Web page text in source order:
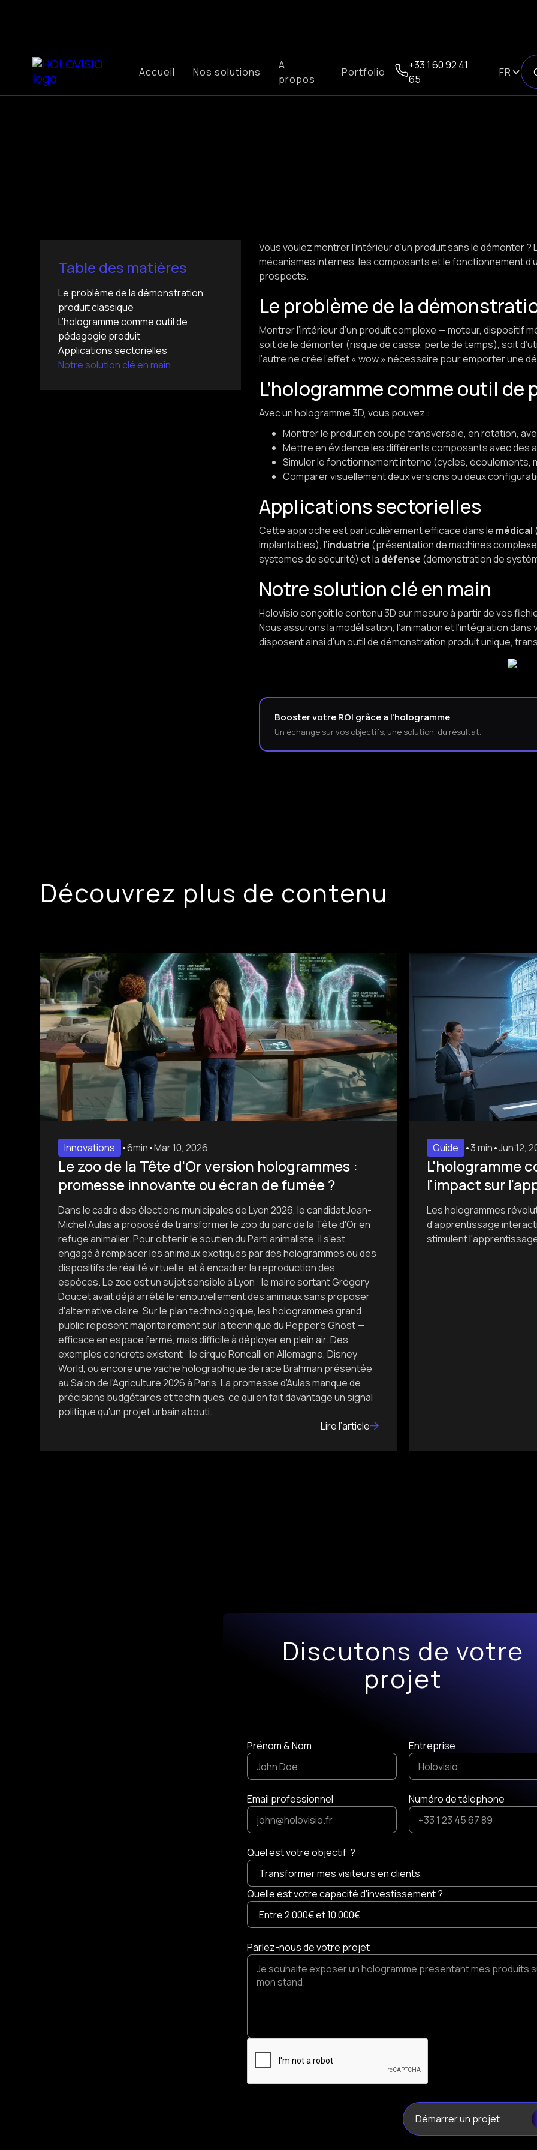
Accueil Nos solutions
A
propos
Portfolio
+33 1 60 92 41
65
FR
Table des matières
Le problème de la démonstration
produit classique
L’hologramme comme outil de
pédagogie produit
Applications sectorielles
Notre solution clé en main
Vous voulez montrer l’intérieur d’un produit sans le démonter ?
mécanismes internes, les composants et le fonctionnement
prospects.
Le problème de la
Montrer l’intérieur d’un produit complexe — moteur, dispositif
soit de le démonter (risque de casse, perte de temps), soit
l’autre ne crée l’effet « wow » nécessaire pour emporter une
L’hologramme comme outil
Avec un hologramme 3D, vous pouvez ⁠:
Montrer le produit en coupe transversale, en rotation,
Mettre en évidence les différents composants avec des
Simuler le fonctionnement interne (cycles, écoulements,
Comparer visuellement deux versions ou deux
Applications sectorielles
Cette approche est particulièrement efficace dans le médical
implantables), l’industrie (présentation de machines
systemes de sécurité) et la défense (démonstration de
Notre solution clé en main
Holovisio conçoit le contenu 3D sur mesure à partir de vos
Nous assurons la modélisation, l’animation et l’intégration
disposent ainsi d’un outil de démonstration produit unique,
Booster votre ROI grâce a l'hologramme
Un échange sur vos objectifs, une solution, du résultat.
Découvrez plus de contenu
Innovations •6min•Mar 10, 2026
Le zoo de la Tête d'Or version hologrammes :
promesse innovante ou écran de fumée ?
Dans le cadre des élections municipales de Lyon 2026, le candidat Jean-
Michel Aulas a proposé de transformer le zoo du parc de la Tête d'Or en
refuge animalier. Pour obtenir le soutien du Parti animaliste, il s'est
engagé à remplacer les animaux exotiques par des hologrammes ou des
dispositifs de réalité virtuelle, et à encadrer la reproduction des
espèces. Le zoo est un sujet sensible à Lyon : le maire sortant Grégory
Doucet avait déjà arrêté le renouvellement des animaux sans proposer
d'alternative claire. Sur le plan technologique, les hologrammes grand
public reposent majoritairement sur la technique du Pepper's Ghost —
efficace en espace fermé, mais difficile à déployer en plein air. Des
exemples concrets existent : le cirque Roncalli en Allemagne, Disney
World, ou encore une vache holographique de race Brahman présentée
au Salon de l'Agriculture 2026 à Paris. La promesse d'Aulas manque de
précisions budgétaires et techniques, ce qui en fait davantage un signal
politique qu'un projet urbain abouti.
Lire l’article
Guide •3 min•Jun 12,
L'hologramme
l'impact sur
Les hologrammes
d'apprentissage
stimulent
Discutons de votre
projet
Prénom & Nom Entreprise
Email professionnel Numéro de téléphone
Quel est votre objectif ?
Quelle est votre capacité d'investissement ?
Parlez-nous de votre projet